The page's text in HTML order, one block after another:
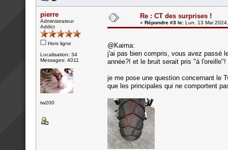
pierre
Administrateur
Addict
Hors ligne
Localisation: 34
Messages: 4011
tw200
Re : CT des surprises !
« Répondre #3 le: Lun. 13 Mai
@Kaima:
j'ai pas bien compris, vous avez passé
année?! et le bruit serait pris "à l'oreille"!
je me pose une question concernant le
que les principales qui ne comportent